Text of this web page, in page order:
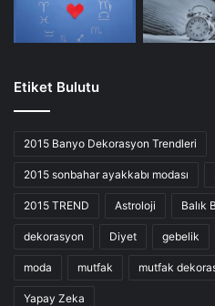
Etiket Bulutu
2015 Banyo Dekorasyon Trendleri
2015 sonbahar ayakkabı modası
2015 TREND Astroloji Balık
dekorasyon Diyet gebelik
moda mutfak mutfak
Yapay Zeka